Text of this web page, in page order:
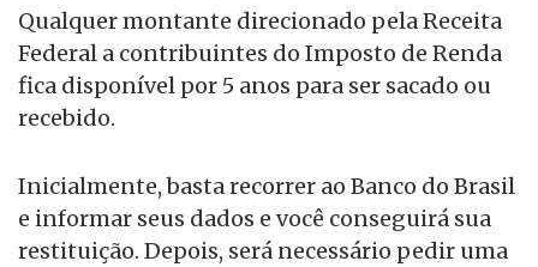
Qualquer montante direcionado pela Receita
Federal a contribuintes do Imposto de Renda
fica disponível por 5 anos para ser sacado ou
recebido.
Inicialmente, basta recorrer ao Banco do Brasil
e informar seus dados e você conseguirá sua
restituição. Depois, será necessário pedir uma